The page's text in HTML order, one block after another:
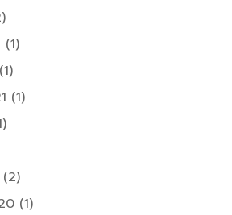
(1)
(1)
(1)
(1)